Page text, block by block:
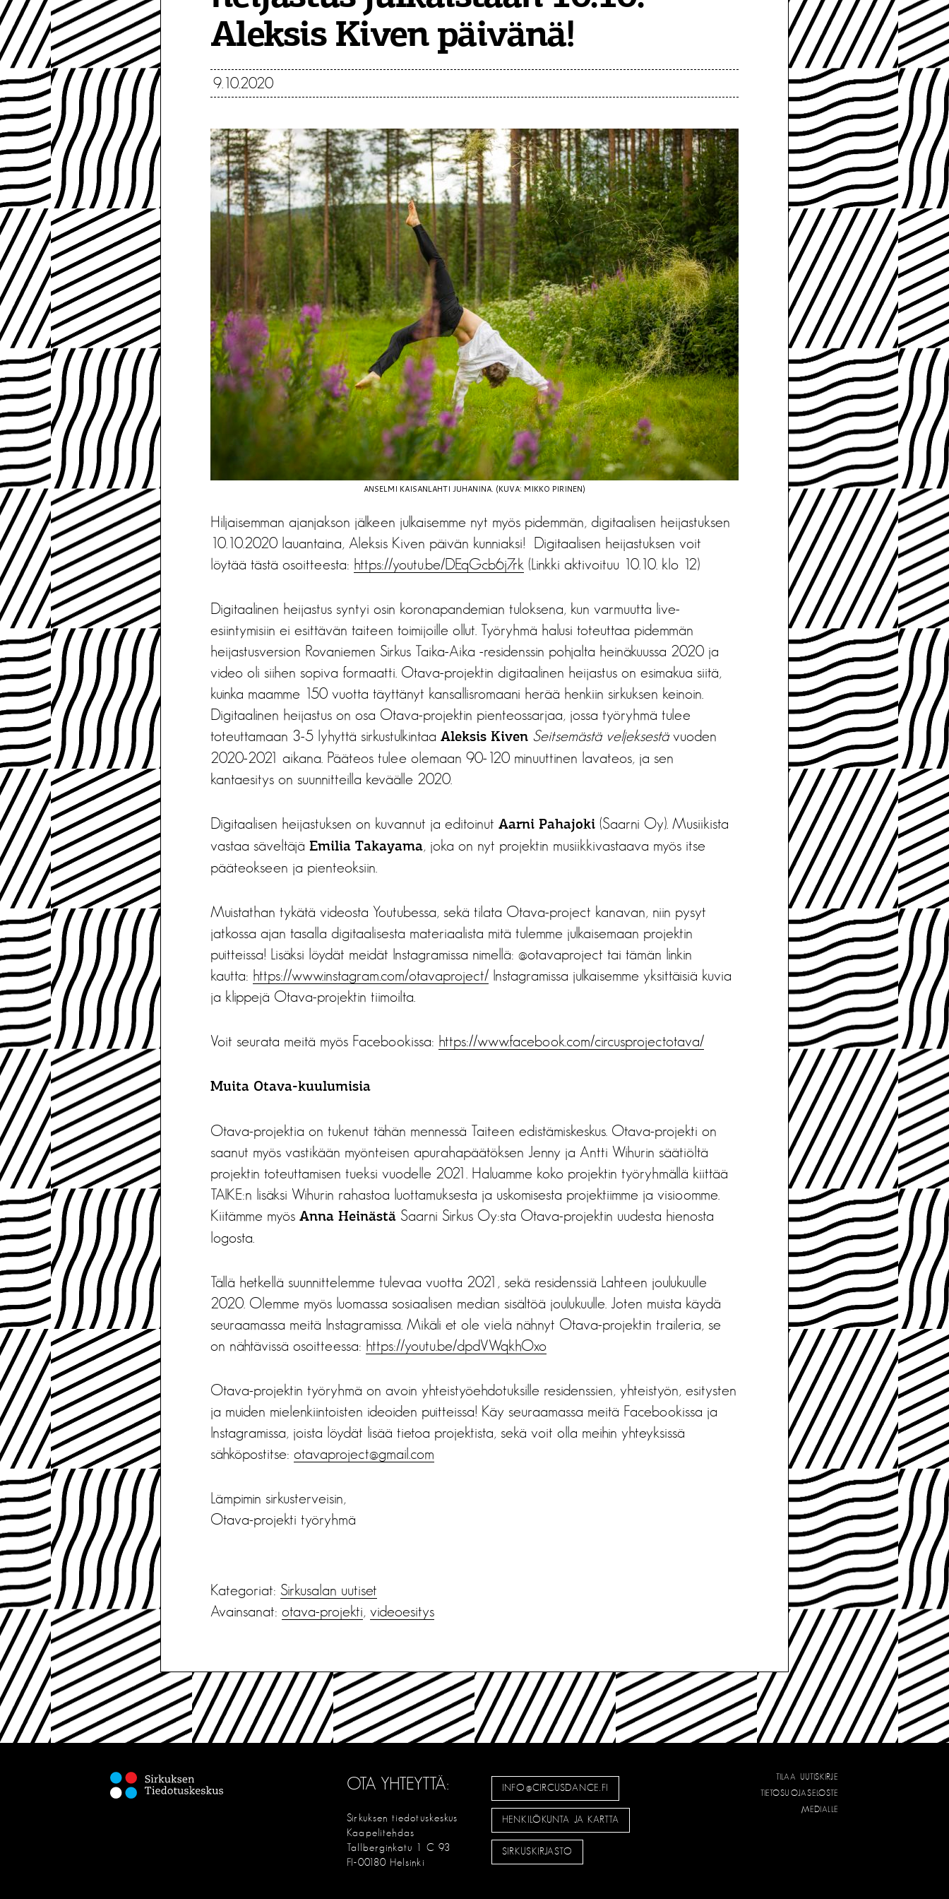
Aleksis Kiven päivänä!
9.10.2020
ANSELMI KAISANLAHTI JUHANINA. (KUVA: MIKKO PIRINEN)
Hiljaisemman ajanjakson jälkeen julkaisemme nyt myös pidemmän, digitaalisen heijastuksen
10.10.2020 lauantaina, Aleksis Kiven päivän kunniaksi! Digitaalisen heijastuksen voit
löytää tästä osoitteesta: https://youtu.be/DEqGcb6j7rk (Linkki aktivoituu 10.10. klo 12)
Digitaalinen heijastus syntyi osin koronapandemian tuloksena, kun varmuutta live-
esiintymisiin ei esittävän taiteen toimijoille ollut. Työryhmä halusi toteuttaa pidemmän
heijastusversion Rovaniemen Sirkus Taika-Aika -residenssin pohjalta heinäkuussa 2020 ja
video oli siihen sopiva formaatti. Otava-projektin digitaalinen heijastus on esimakua siitä,
kuinka maamme 150 vuotta täyttänyt kansallisromaani herää henkiin sirkuksen keinoin.
Digitaalinen heijastus on osa Otava-projektin pienteossarjaa, jossa työryhmä tulee
toteuttamaan 3-5 lyhyttä sirkustulkintaa Aleksis Kiven Seitsemästä veljeksestävuoden
2020-2021 aikana. Pääteos tulee olemaan 90-120 minuuttinen lavateos, ja sen
kantaesitys on suunnitteilla keväälle 2020.
Digitaalisen heijastuksen on kuvannut ja editoinut Aarni Pahajoki (Saarni Oy). Musiikista
vastaa säveltäjä Emilia Takayama, joka on nyt projektin musiikkivastaava myös itse
pääteokseen ja pienteoksiin.
Muistathan tykätä videosta Youtubessa, sekä tilata Otava-project kanavan, niin pysyt
jatkossa ajan tasalla digitaalisesta materiaalista mitä tulemme julkaisemaan projektin
puitteissa! Lisäksi löydät meidät Instagramissa nimellä: @otavaproject tai tämän linkin
kautta: https://www.instagram.com/otavaproject/ Instagramissa julkaisemme yksittäisiä kuvia
ja klippejä Otava-projektin tiimoilta.
Voit seurata meitä myös Facebookissa: https://www.facebook.com/circusprojectotava/
Muita Otava-kuulumisia
Otava-projektia on tukenut tähän mennessä Taiteen edistämiskeskus. Otava-projekti on
saanut myös vastikään myönteisen apurahapäätöksen Jenny ja Antti Wihurin säätiöltä
projektin toteuttamisen tueksi vuodelle 2021. Haluamme koko projektin työryhmällä kiittää
TAIKE:n lisäksi Wihurin rahastoa luottamuksesta ja uskomisesta projektiimme ja visioomme.
Kiitämme myös Anna Heinästä Saarni Sirkus Oy:sta Otava-projektin uudesta hienosta
logosta.
Tällä hetkellä suunnittelemme tulevaa vuotta 2021, sekä residenssiä Lahteen joulukuulle
2020. Olemme myös luomassa sosiaalisen median sisältöä joulukuulle. Joten muista käydä
seuraamassa meitä Instagramissa. Mikäli et ole vielä nähnyt Otava-projektin traileria, se
on nähtävissä osoitteessa: https://youtu.be/dpdVWqkhOxo
Otava-projektin työryhmä on avoin yhteistyöehdotuksille residenssien, yhteistyön, esitysten
ja muiden mielenkiintoisten ideoiden puitteissa! Käy seuraamassa meitä Facebookissa ja
Instagramissa, joista löydät lisää tietoa projektista, sekä voit olla meihin yhteyksissä
sähköpostitse: otavaproject@gmail.com
Lämpimin sirkusterveisin,
Otava-projekti työryhmä
Kategoriat: Sirkusalan uutiset
Avainsanat: otava-projekti, videoesitys
OTA YHTEYTTÄ:
Sirkuksen tiedotuskeskus
Kaapelitehdas
Tallberginkatu 1 C 93
FI-00180 Helsinki
INFO@CIRCUSDANCE.FI
HENKILÖKUNTA JA KARTTA
SIRKUSKIRJASTO
TILAA UUTISKIRJE
TIETOSUOJASELOSTE
MEDIALLE